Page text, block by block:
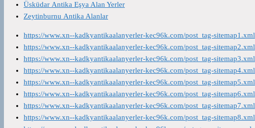
Üsküdar Antika Eşya Alan Yerler
Zeytinburnu Antika Alanlar
https://www.xn--kadkyantikaalanyerler-kec96k.com/post_tag-sitemap1.xml
https://www.xn--kadkyantikaalanyerler-kec96k.com/post_tag-sitemap2.xml
https://www.xn--kadkyantikaalanyerler-kec96k.com/post_tag-sitemap3.xml
https://www.xn--kadkyantikaalanyerler-kec96k.com/post_tag-sitemap4.xml
https://www.xn--kadkyantikaalanyerler-kec96k.com/post_tag-sitemap5.xml
https://www.xn--kadkyantikaalanyerler-kec96k.com/post_tag-sitemap6.xml
https://www.xn--kadkyantikaalanyerler-kec96k.com/post_tag-sitemap7.xml
https://www.xn--kadkyantikaalanyerler-kec96k.com/post_tag-sitemap8.xml